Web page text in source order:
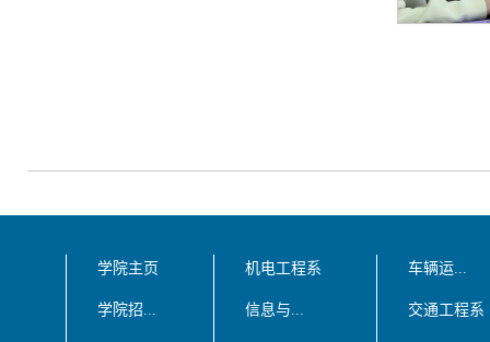
学院主页
学院招...
机电工程系
信息与...
车辆运...
交通工程系